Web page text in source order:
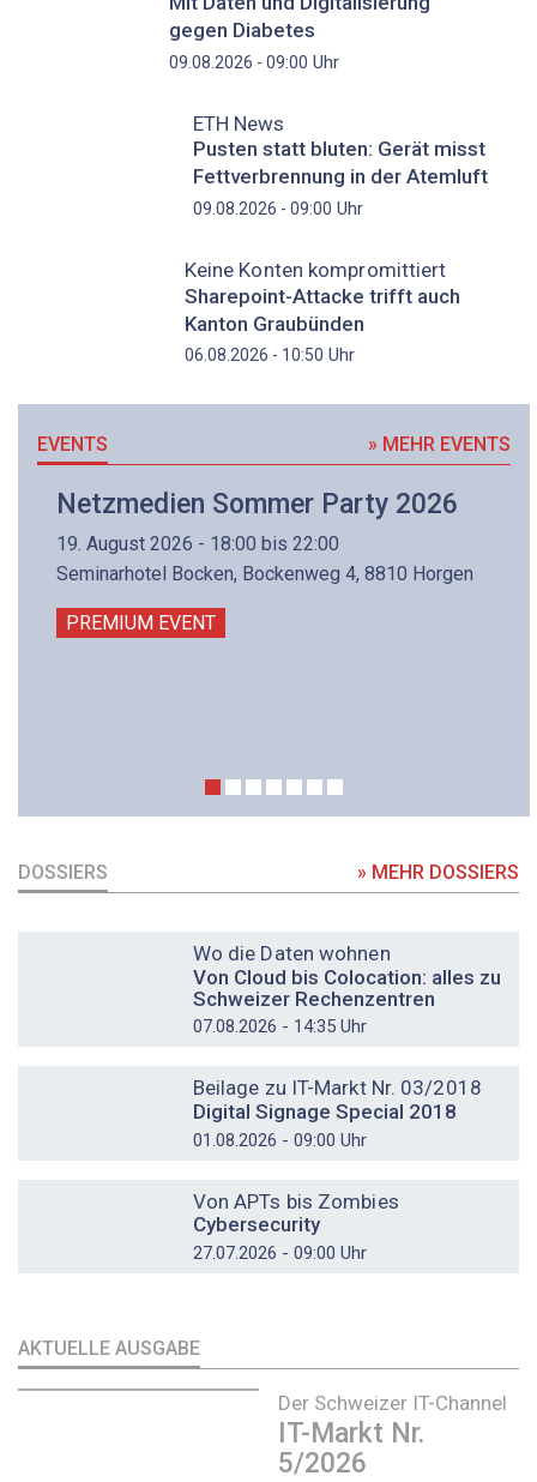
gegen Diabetes
09.08.2026 - 09:00 Uhr
ETH News
Pusten statt bluten: Gerät misst
Fettverbrennung in der Atemluft
09.08.2026 - 09:00 Uhr
Keine Konten kompromittiert
Sharepoint-Attacke trifft auch
Kanton Graubünden
06.08.2026 - 10:50 Uhr
EVENTS » MEHR EVENTS
Netzmedien Sommer Party 2026
19. August 2026 - 18:00 bis 22:00
Seminarhotel Bocken, Bockenweg 4, 8810 Horgen
PREMIUM EVENT
DOSSIERS » MEHR DOSSIERS
Wo die Daten wohnen
Von Cloud bis Colocation: alles zu
Schweizer Rechenzentren
07.08.2026 - 14:35 Uhr
Beilage zu IT-Markt Nr. 03/2018
Digital Signage Special 2018
01.08.2026 - 09:00 Uhr
Von APTs bis Zombies
Cybersecurity
27.07.2026 - 09:00 Uhr
AKTUELLE AUSGABE
Der Schweizer IT-Channel
IT-Markt Nr.
5/2026